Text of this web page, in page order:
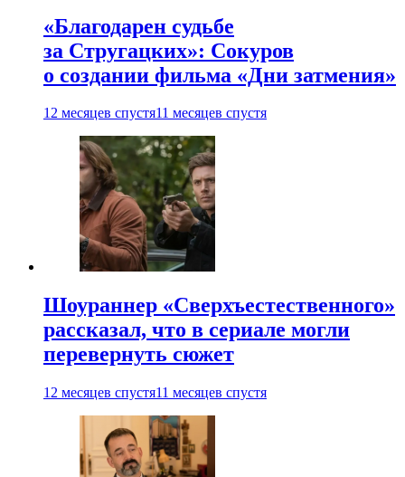
«Благодарен судьбе
за Стругацких»: Сокуров
о создании фильма «Дни затмения»
12 месяцев спустя11 месяцев спустя
Шоураннер «Сверхъестественного»
рассказал, что в сериале могли
перевернуть сюжет
12 месяцев спустя11 месяцев спустя